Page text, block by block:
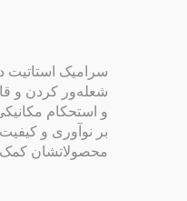
سرامیک استاتیت
شعله‌ور کردن و
و استحکام
بر نوآوری و
محصولاتشان کمک